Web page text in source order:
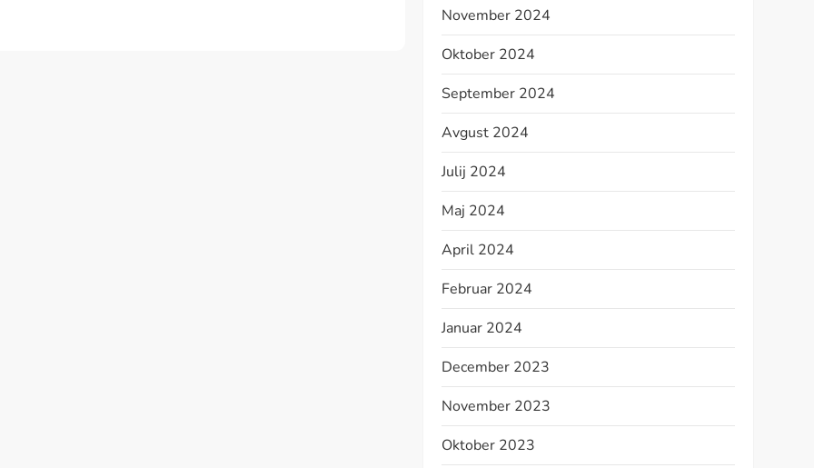
November 2024
Oktober 2024
September 2024
Avgust 2024
Julij 2024
Maj 2024
April 2024
Februar 2024
Januar 2024
December 2023
November 2023
Oktober 2023